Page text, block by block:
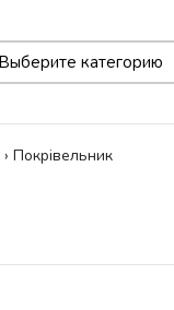
› Покрівельник